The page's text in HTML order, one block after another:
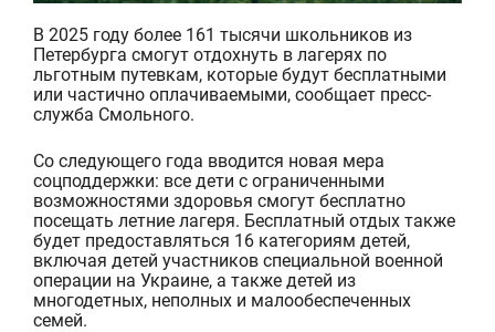
В 2025 году более 161 тысячи школьников из
Петербурга смогут отдохнуть в лагерях по
льготным путевкам, которые будут бесплатными
или частично оплачиваемыми, сообщает пресс-
служба Смольного.
Со следующего года вводится новая мера
соцподдержки: все дети с ограниченными
возможностями здоровья смогут бесплатно
посещать летние лагеря. Бесплатный отдых также
будет предоставляться 16 категориям детей,
включая детей участников специальной военной
операции на Украине, а также детей из
многодетных, неполных и малообеспеченных
семей.